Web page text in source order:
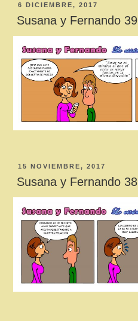
PUBLICADO
EL
6 DICIEMBRE, 2017
Susana y Fernando 39
PUBLICADO
EL
15 NOVIEMBRE, 2017
Susana y Fernando 38